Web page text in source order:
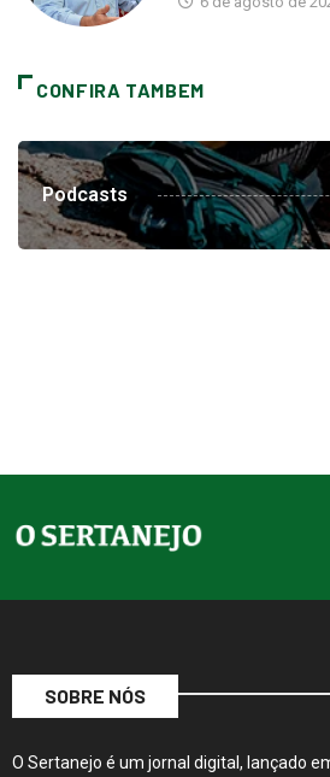
CONFIRA TAMBEM
Podcasts
SOBRE NÓS
O Sertanejo é um jornal digital, lançado